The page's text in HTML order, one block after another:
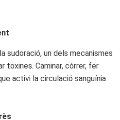
sudoració, un dels mecanismes
toxines. Caminar, córrer, fer
activi la circulació sanguínia